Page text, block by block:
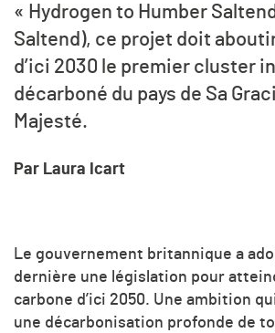
« Hydrogen to Humber
Saltend), ce projet doit
d’ici 2030 le premier cluster
décarboné du pays de Sa
Majesté.
Par Laura Icart
Le gouvernement britannique a
dernière une législation pour
carbone d’ici 2050. Une ambition
une décarbonisation profonde de